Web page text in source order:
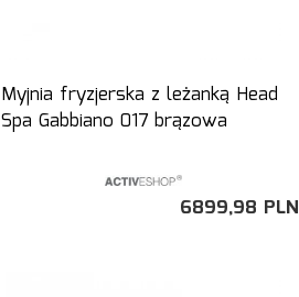
Myjnia fryzjerska z leżanką Head
Spa Gabbiano 017 brązowa
6899,98 PLN